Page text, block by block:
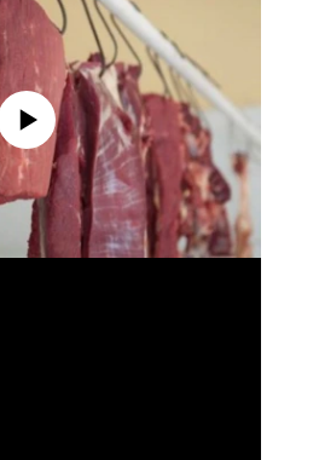
currently available